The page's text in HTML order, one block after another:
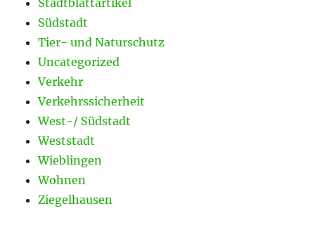
Südstadt
Tier- und Naturschutz
Uncategorized
Verkehr
Verkehrssicherheit
West-/ Südstadt
Weststadt
Wieblingen
Wohnen
Ziegelhausen